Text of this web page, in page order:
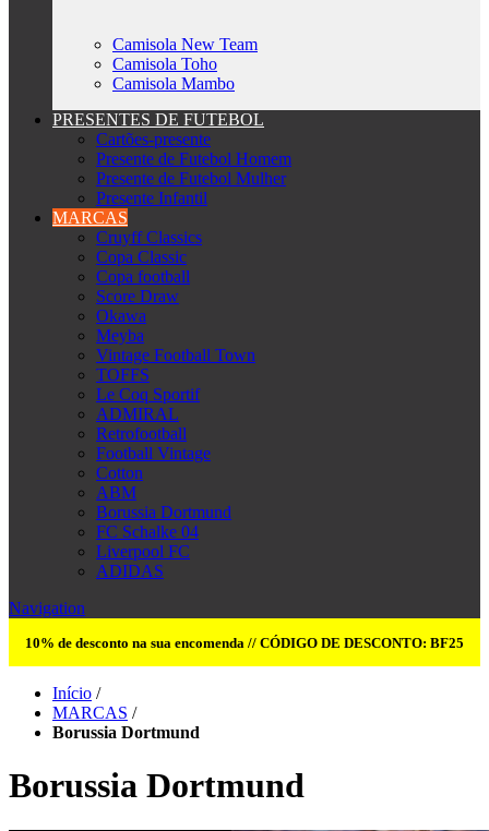
Camisola New Team
Camisola Toho
Camisola Mambo
PRESENTES DE FUTEBOL
Cartões-presente
Presente de Futebol Homem
Presente de Futebol Mulher
Presente Infantil
MARCAS
Cruyff Classics
Copa Classic
Copa football
Score Draw
Okawa
Meyba
Vintage Football Town
TOFFS
Le Coq Sportif
ADMIRAL
Retrofootball
Football Vintage
Cotton
ABM
Borussia Dortmund
FC Schalke 04
Liverpool FC
ADIDAS
Navigation
10% de desconto na sua encomenda // CÓDIGO DE DESCONTO: BF25
Início /
MARCAS /
Borussia Dortmund
Borussia Dortmund